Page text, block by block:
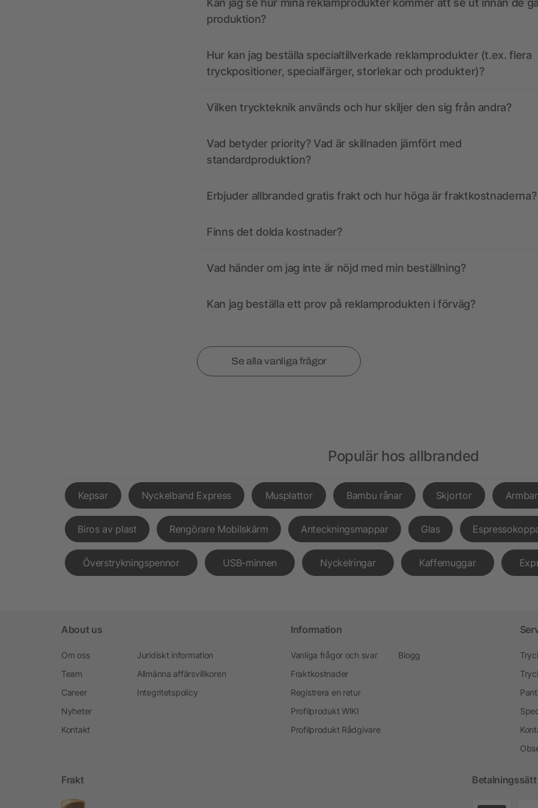
Kan jag se hur mina reklamprodukter kommer att se ut innan de
produktion?
Hur kan jag beställa specialtillverkade reklamprodukter (t.ex. flera
tryckpositioner, specialfärger, storlekar och produkter)?
Vilken tryckteknik används och hur skiljer den sig från andra?
Vad betyder priority? Vad är skillnaden jämfört med
standardproduktion?
Erbjuder allbranded gratis frakt och hur höga är fraktkostnaderna?
Finns det dolda kostnader?
Vad händer om jag inte är nöjd med min beställning?
Kan jag beställa ett prov på reklamprodukten i förväg?
Se alla vanliga frågor
Populär hos allbranded
Kepsar Nyckelband Express Musplattor Bambu rånar Skjortor
Biros av plast Rengörare Mobilskärm Anteckningsmappar Glas
Överstrykningspennor USB-minnen Nyckelringar Kaffemuggar
About us
Om oss
Team
Career
Nyheter
Kontakt
Juridiskt information
Allmänna affärsvillkoren
Integritetspolicy
Information
Vanliga frågor och svar
Fraktkostnader
Registrera en retur
Profilprodukt WIKI
Profilprodukt Rådgivare
Blogg
Frakt Betalningssätt